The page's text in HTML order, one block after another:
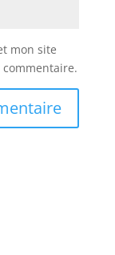
mon site